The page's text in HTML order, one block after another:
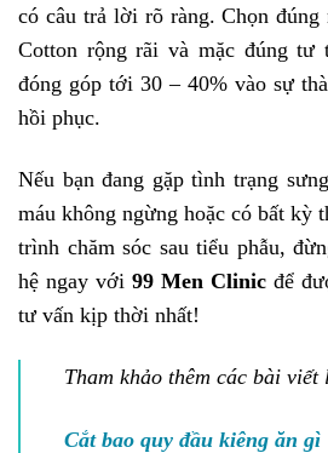
có câu trả lời rõ ràng. Chọn đúng
Cotton rộng rãi và mặc đúng tư
đóng góp tới 30 – 40% vào sự
hồi phục.
Nếu bạn đang gặp tình trạng
máu không ngừng hoặc có bất kỳ
trình chăm sóc sau tiểu phẫu,
hệ ngay với 99 Men Clinic để
tư vấn kịp thời nhất!
Tham khảo thêm các bài viết
Cắt bao quy đầu kiêng ăn gì